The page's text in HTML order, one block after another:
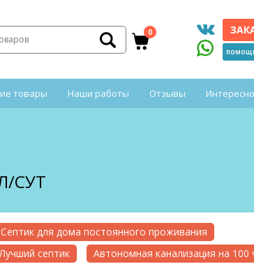
0
товары Наши работы Отзывы
СУТ
Септик для дома постоянного проживания
Лучший септик
Автономная канализация на 100